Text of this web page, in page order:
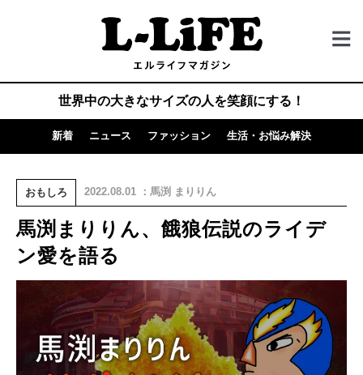
世界中の大きなサイズの人を笑顔にする！
新着 ニュース ファッション 生活・お悩み解決
おもしろ 2022.08.01 ：馬渕 まりりん
馬渕まりりん、餓狼伝説のライデ
ン愛を語る